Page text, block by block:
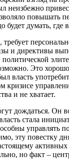
неизбежно
повышать
будет думать,
и директивы
политической
Это
власть
кризисе
и не хватает.
дождаться. Он
стала
управлять
эту повестку
но факт –